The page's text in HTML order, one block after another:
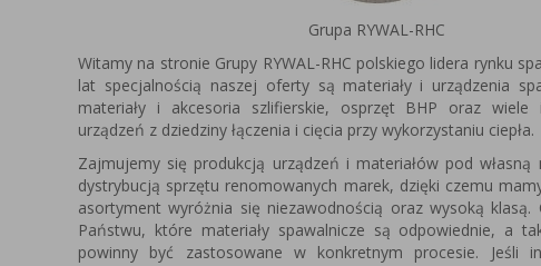
Grupa RYWAL-RHC
Witamy na stronie Grupy RYWAL-RHC polskiego lidera rynku
lat specjalnością naszej oferty są materiały i urządzenia
materiały i akcesoria szlifierskie, osprzęt BHP oraz
urządzeń z dziedziny łączenia i cięcia przy wykorzystaniu ciepła.
Zajmujemy się produkcją urządzeń i materiałów pod własną
dystrybucją sprzętu renomowanych marek, dzięki czemu
asortyment wyróżnia się niezawodnością oraz wysoką klasą.
Państwu, które materiały spawalnicze są odpowiednie, a
powinny być zastosowane w konkretnym procesie. Jeśli